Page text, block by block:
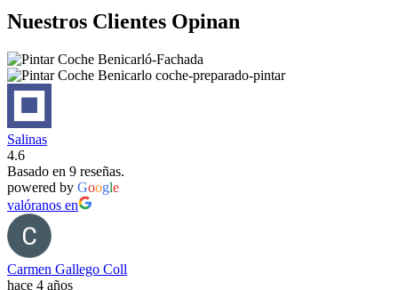
Nuestros Clientes Opinan
Salinas
4.6
Basado en 9 reseñas.
powered by Google
valóranos en
Carmen Gallego Coll
hace 4 años